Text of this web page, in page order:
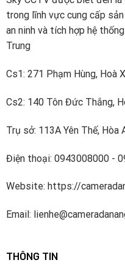
trong lĩnh vực cung cấp
an ninh và tích hợp hệ
Trung
Cs1: 271 Phạm Hùng, Hoà
Cs2: 140 Tôn Đức Thắng,
Trụ sở: 113A Yên Thế, Hòa
Điện thoại: 0943008000 -
Website: https://
Email:
THÔNG TIN